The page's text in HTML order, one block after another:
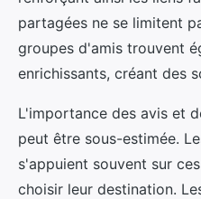
partagées ne se limitent
groupes d'amis trouvent
enrichissants, créant des
L'importance des avis et
peut être sous-estimée.
s'appuient souvent sur
choisir leur destination.